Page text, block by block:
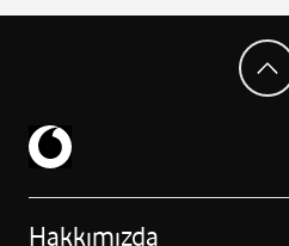
Şarj kutusuyla:
24 saate kadar dinleme (Aktif Gürültü
Hakkımızda